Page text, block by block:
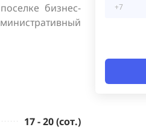
бизнес-
17 - 20 (сот.)